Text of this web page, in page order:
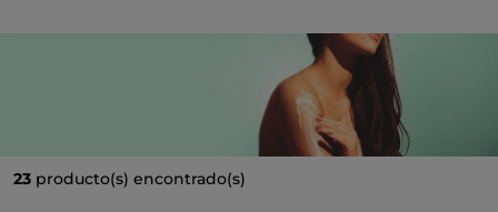
23 producto(s) encontrado(s)